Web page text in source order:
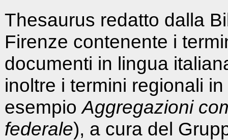
Thesaurus redatto dalla
Firenze contenente i
documenti in lingua
inoltre i termini regionali
esempioAggregazioni
federale), a cura del